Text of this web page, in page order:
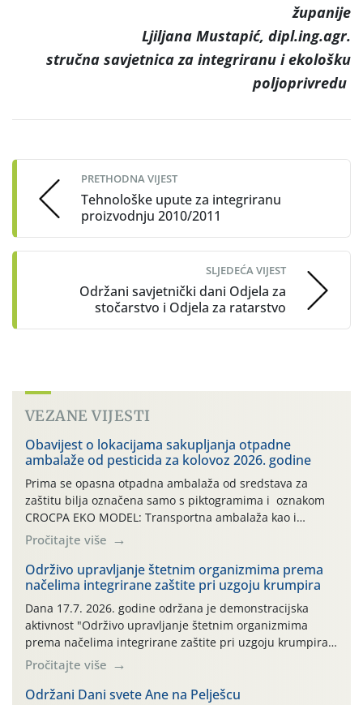
županije
Ljiljana Mustapić, dipl.ing.agr.
stručna savjetnica za integriranu i ekološku
poljoprivredu
navigation
PRETHODNA VIJEST
Tehnološke upute za integriranu
proizvodnju 2010/2011
SLJEDEĆA VIJEST
Održani savjetnički dani Odjela za
stočarstvo i Odjela za ratarstvo
VEZANE VIJESTI
Obavijest o lokacijama sakupljanja otpadne
ambalaže od pesticida za kolovoz 2026. godine
Prima se opasna otpadna ambalaža od sredstava za
zaštitu bilja označena samo s piktogramima i oznakom
CROCPA EKO MODEL: Transportna ambalaža kao i
ambalaža drugih proizvoda koji nisu sredstva za zaštitu
bilja (npr. ambalaža od mineralnih gnojiva,) se ne
prihvaća. Korisnicima je osiguran besplatni povrat
prazne ambalaže isključivo ovih tvrtki: AGROCHEM-MAKS,
AGRONOM, ALBAUGH TKI* (PINUS […]
Pročitajte više
Održivo upravljanje štetnim organizmima prema
načelima integrirane zaštite pri uzgoju krumpira
Dana 17.7. 2026. godine održana je demonstracijska
aktivnost "Održivo upravljanje štetnim organizmima
prema načelima integrirane zaštite pri uzgoju krumpira"
na pokusnom polju "Poredje", kraj naselja Belica (ARKOD
parcela ID 2445031) (središnji dio Međimurske županije).
Pročitajte više
Održani Dani svete Ane na Pelješcu